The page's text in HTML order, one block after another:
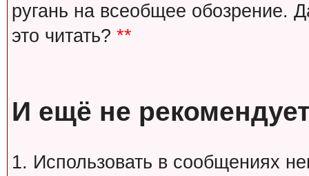
ругань на всеобщее обозрение.
это читать? **
И ещё не
1. Использовать в сообщениях